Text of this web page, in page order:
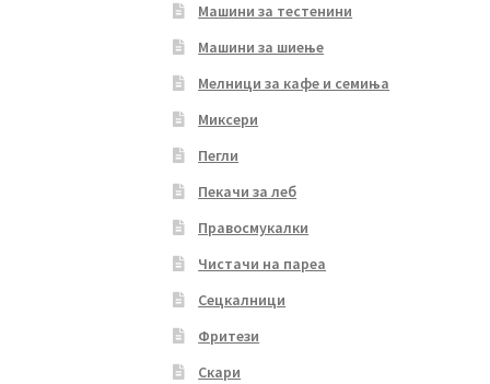
Машини за тестенини
Машини за шиење
Мелници за кафе и семиња
Миксери
Пегли
Пекачи за леб
Правосмукалки
Чистачи на пареа
Сецкалници
Фритези
Скари